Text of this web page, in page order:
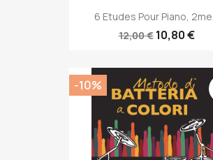
6 Etudes Pour Piano, 2me...
12,00 € 10,80 €
-10%